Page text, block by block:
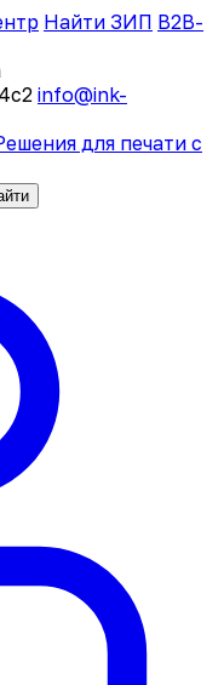
Найти ЗИП B2B-
info@ink-
для печати с